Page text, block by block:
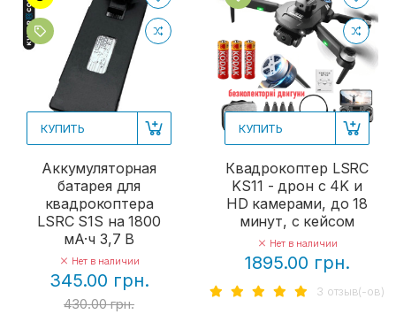
КУПИТЬ
Аккумуляторная
батарея для
квадрокоптера
LSRC S1S на 1800
мА·ч 3,7 В
Нет в наличии
345.00 грн.
430.00 грн.
КУПИТЬ
Квадрокоптер LSRC
KS11 - дрон с 4K и
HD камерами, до 18
минут, с кейсом
Нет в наличии
1895.00 грн.
3 отзыв(-ов)